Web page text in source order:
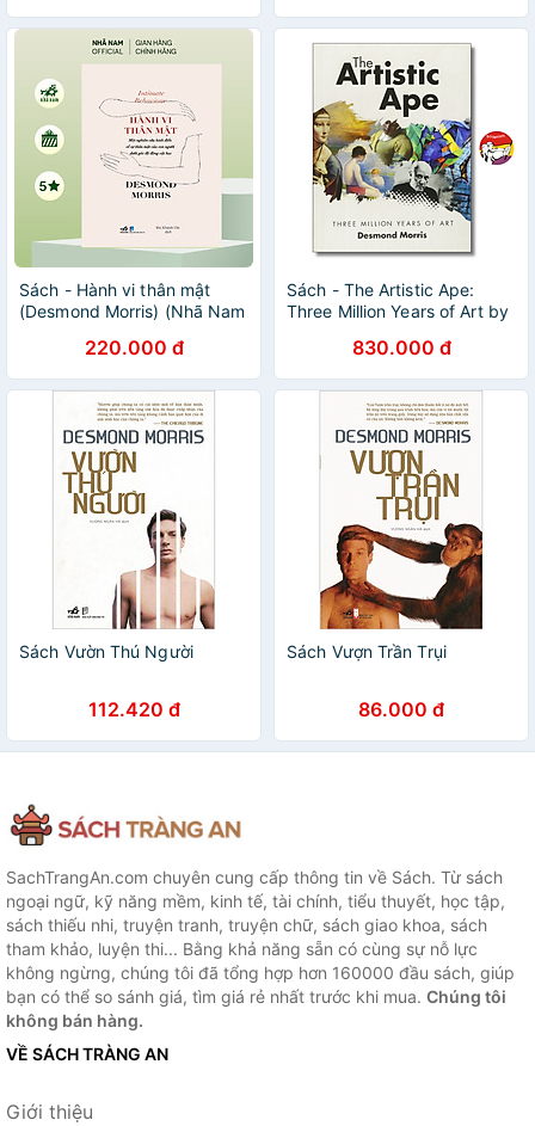
Sách - Hành vi thân mật
(Desmond Morris) (Nhã Nam
220.000 đ
Sách - The Artistic Ape:
Three Million Years of Art by
Bìa cứng830.000 đ
Sách Vườn Thú Người
112.420 đ
Sách Vượn Trần Trụi
86.000 đ
SachTrangAn.com chuyên cung cấp thông tin về Sách. Từ sách
ngoại ngữ, kỹ năng mềm, kinh tế, tài chính, tiểu thuyết, học tập,
sách thiếu nhi, truyện tranh, truyện chữ, sách giao khoa, sách
tham khảo, luyện thi... Bằng khả năng sẵn có cùng sự nỗ lực
không ngừng, chúng tôi đã tổng hợp hơn 160000 đầu sách, giúp
bạn có thể so sánh giá, tìm giá rẻ nhất trước khi mua. Chúng tôi
không bán hàng.
VỀ SÁCH TRÀNG AN
Giới thiệu